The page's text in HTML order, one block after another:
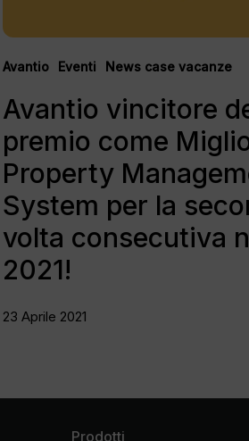
Avantio Eventi News case vacanze
la
seconda
consecutiva
2021!
Avantio vincitore
premio come
Property
System per la
volta consecutiva
2021!
23 Aprile 2021
Prodotti